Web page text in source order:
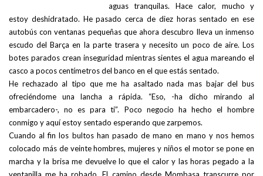
aguas tranquilas. Hace calor, mucho y
estoy deshidratado. He pasado cerca de diez horas sentado en ese
autobús con ventanas pequeñas que ahora descubro lleva un inmenso
escudo del Barça en la parte trasera y necesito un poco de aire. Los
botes parados crean inseguridad mientras sientes el agua mareando el
casco a pocos centímetros del banco en el que estás sentado.
He rechazado al tipo que me ha asaltado nada mas bajar del bus
ofreciéndome una lancha a rápida. “Eso, -ha dicho mirando al
embarcadero-, no es para ti”. Poco negocio ha hecho el hombre
conmigo y aquí estoy sentado esperando que zarpemos.
Cuando al fin los bultos han pasado de mano en mano y nos hemos
colocado más de veinte hombres, mujeres y niños el motor se pone en
marcha y la brisa me devuelve lo que el calor y las horas pegado a la